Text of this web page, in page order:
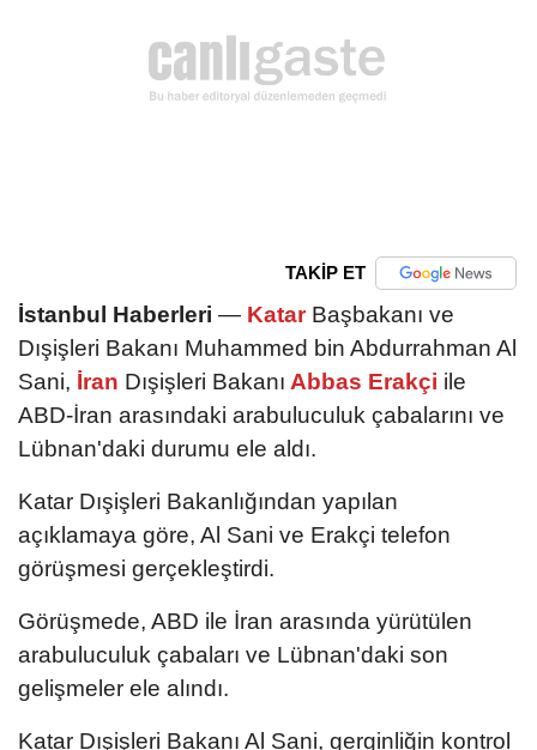
TAKİP ET
İstanbul Haberleri — Katar Başbakanı ve
Dışişleri Bakanı Muhammed bin Abdurrahman Al
Sani, İran Dışişleri Bakanı Abbas Erakçi ile
ABD-İran arasındaki arabuluculuk çabalarını ve
Lübnan'daki durumu ele aldı.
Katar Dışişleri Bakanlığından yapılan
açıklamaya göre, Al Sani ve Erakçi telefon
görüşmesi gerçekleştirdi.
Görüşmede, ABD ile İran arasında yürütülen
arabuluculuk çabaları ve Lübnan'daki son
gelişmeler ele alındı.
Katar Dışişleri Bakanı Al Sani, gerginliğin kontrol